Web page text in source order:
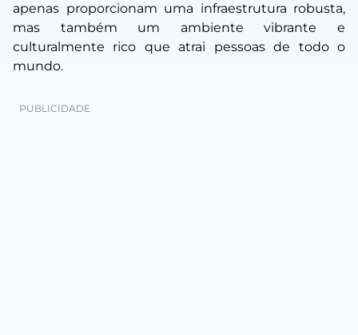
apenas proporcionam uma infraestrutura robusta,
mas também um ambiente vibrante e
culturalmente rico que atrai pessoas de todo o
mundo.